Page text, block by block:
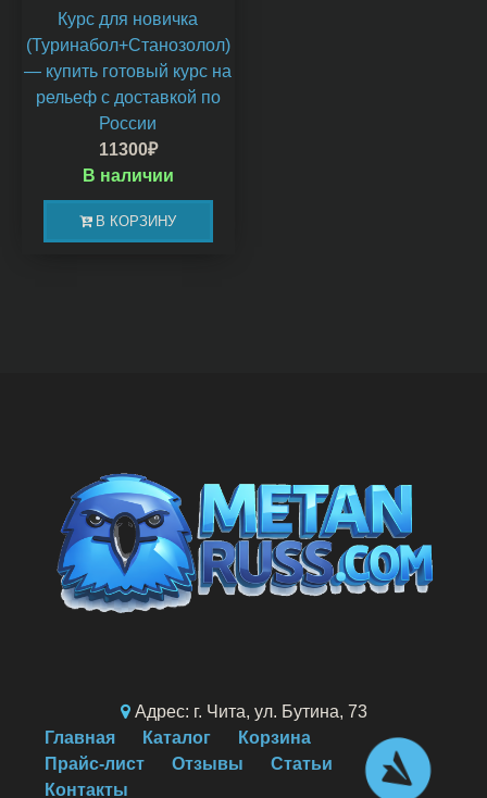
Курс для новичка
(Туринабол+Станозолол)
— купить готовый курс на
рельеф с доставкой по
России
11300₽
В КОРЗИНУ
В наличии
Адрес: г. Чита, ул. Бутина, 73
Главная
Каталог
Корзина
Прайс-лист
Отзывы
Статьи
Контакты